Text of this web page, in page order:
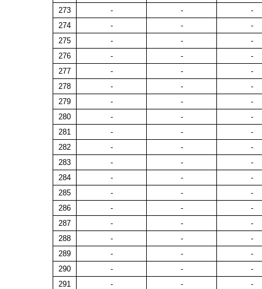
273
- -
-
274
- -
-
275
- -
-
276
- -
-
277
- -
-
278
- -
-
279
- -
-
280
- -
-
281
- -
-
282
- -
-
283
- -
-
284
- -
-
285
- -
-
286
- -
-
287
- -
-
288
- -
-
289
- -
-
290
- -
-
291
- -
-